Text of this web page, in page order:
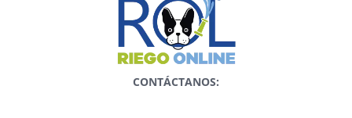
CONTÁCTANOS: